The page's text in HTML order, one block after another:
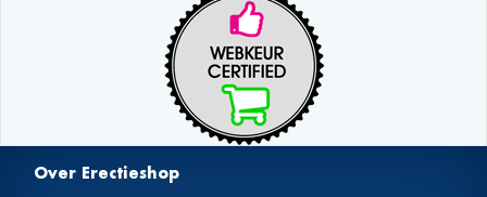
Over Erectieshop